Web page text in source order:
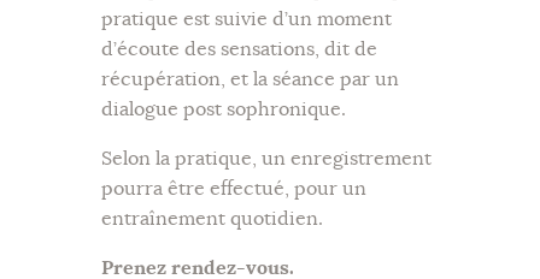
pratique est suivie d’un moment
d’écoute des sensations, dit de
récupération, et la séance par un
dialogue post sophronique.
Selon la pratique, un enregistrement
pourra être effectué, pour un
entraînement quotidien.
Prenez rendez-vous.